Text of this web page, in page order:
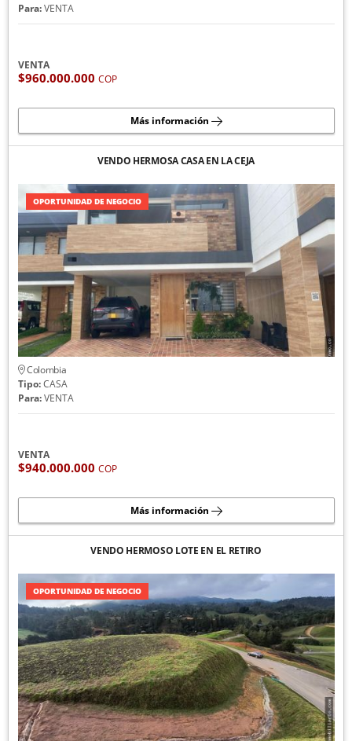
Para:VENTA
VENTA
$960.000.000 COP
Más información
VENDO HERMOSA CASA EN LA CEJA
OPORTUNIDAD DE NEGOCIO
Colombia
Tipo:CASA
Para:VENTA
VENTA
$940.000.000 COP
Más información
VENDO HERMOSO LOTE EN EL RETIRO
OPORTUNIDAD DE NEGOCIO